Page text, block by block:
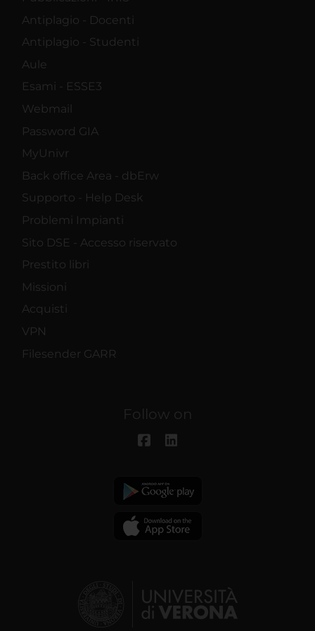
Antiplagio - Docenti
Antiplagio - Studenti
Aule
Esami - ESSE3
Webmail
Password GIA
MyUnivr
Back office Area - dbErw
Supporto - Help Desk
Problemi Impianti
Sito DSE - Accesso riservato
Prestito libri
Missioni
Acquisti
VPN
Filesender GARR
Follow on